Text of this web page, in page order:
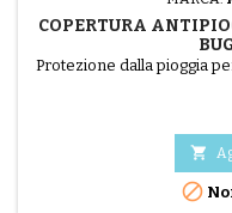
COPERTURA
Protezione dalla pioggia

